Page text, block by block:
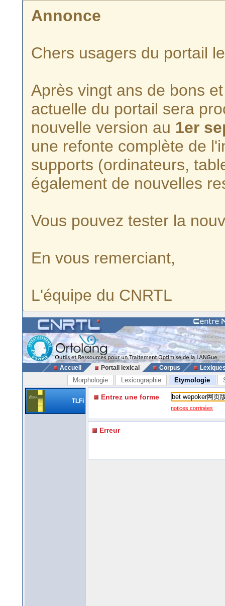
Annonce
Chers usagers du portail
Après vingt ans de bons
actuelle du portail sera
nouvelle version au 1er
une refonte complète de
supports (ordinateurs,
également de nouvelles
Vous pouvez tester la
En vous remerciant,
L'équipe du CNRTL
Accueil Portail lexical Corpus
Morphologie Lexicographie Etymologie
TLFi Entrez une forme
notices corrigées
Erreur